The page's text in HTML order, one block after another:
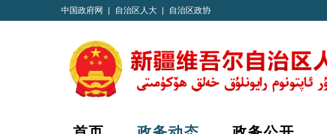
中国政府网 | 自治区人大 | 自治区政协